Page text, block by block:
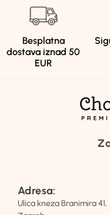
Besplatna
dostava iznad 50
EUR
Adresa:
Ulica kneza Branimira 41,